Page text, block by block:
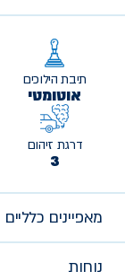
תיבת הילוכים
אוטומטי
דרגת זיהום
3
מאפיינים כלליים
נוחות